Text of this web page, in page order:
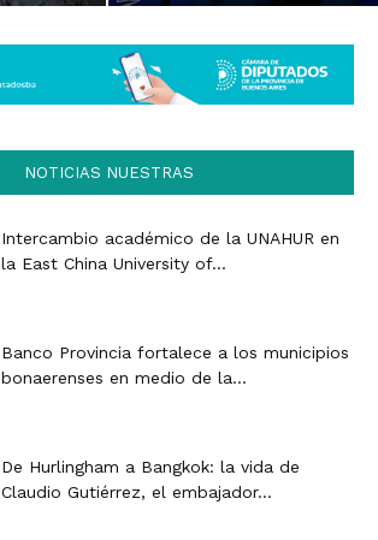
NOTICIAS NUESTRAS
Intercambio académico de la UNAHUR en
la East China University of...
Banco Provincia fortalece a los municipios
bonaerenses en medio de la...
De Hurlingham a Bangkok: la vida de
Claudio Gutiérrez, el embajador...